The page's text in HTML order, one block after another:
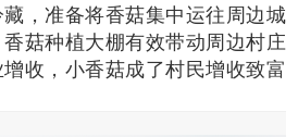
，准备将香菇集中运往周边城
菇种植大棚有效带动周边村庄
收，小香菇成了村民增收致富